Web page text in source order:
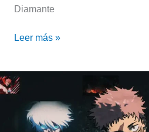
Diamante
Leer más »
Jujutsu
Kaisen
Execution
¡Fecha